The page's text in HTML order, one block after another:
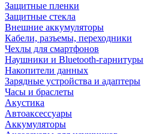
Защитные пленки
Защитные стекла
Внешние аккумуляторы
Кабели, разъемы, переходники
Чехлы для смартфонов
Наушники и Bluetooth-гарнитуры
Накопители данных
Зарядные устройства и адаптеры
Часы и браслеты
Акустика
Автоаксессуары
Аккумуляторы